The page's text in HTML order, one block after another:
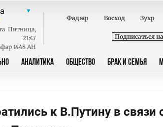
Пятница,
21:47
1448 AH
Фаджр Восход Зухр
Подписаться
АНАЛИТИКА ОБЩЕСТВО БРАК И СЕМЬЯ
к В.Путину в связи